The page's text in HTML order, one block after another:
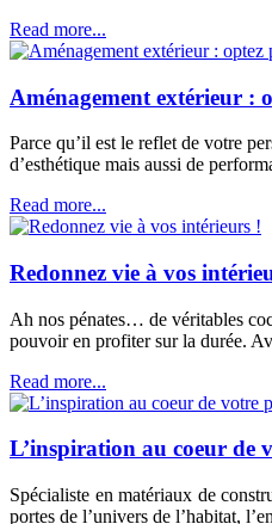
Read more...
Aménagement extérieur :
Parce qu’il est le reflet de votre
d’esthétique mais aussi de
Read more...
Redonnez vie à vos
Ah nos pénates… de véritables
pouvoir en profiter sur la durée.
Read more...
L’inspiration au coeur de
Spécialiste en matériaux de
portes de l’univers de l’habitat,